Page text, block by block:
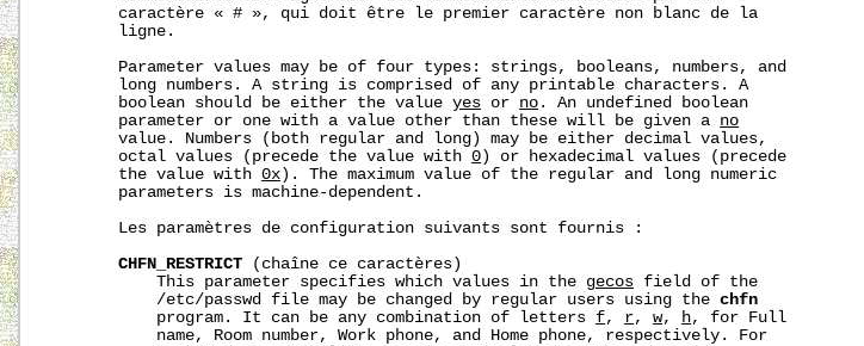
       caractère « # », qui doit être le premier caractère non blanc de la
       ligne.
       Parameter values may be of four types: strings, booleans, numbers, and
       long numbers. A string is comprised of any printable characters. A
       boolean should be either the value
yes or no . An undefined boolean
       parameter or one with a value other than these will be given a
no
       value. Numbers (both regular and long) may be either decimal values,
       octal values (precede the value with
0 ) or hexadecimal values (precede
       the value with
0x ). The maximum value of the regular and long numeric
       parameters is machine-dependent.
       Les paramètres de configuration suivants sont fournis :
CHFN_RESTRICT (chaîne ce caractères)
           This parameter specifies which values in the
gecos field of the
           /etc/passwd file may be changed by regular users using the
chfn
           program. It can be any combination of letters
f, r, w, h, for Full
           name, Room number, Work phone, and Home phone, respectively. For